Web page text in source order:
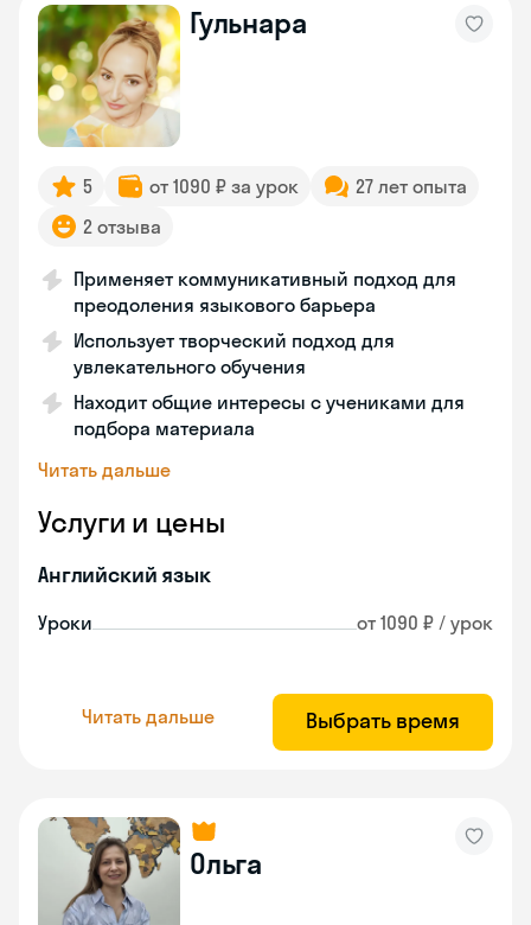
Гульнара
5 от 1090 ₽ за урок
27 лет опыта
2 отзыва
Применяет коммуникативный подход для
преодоления языкового барьера
Использует творческий подход для
увлекательного обучения
Находит общие интересы с учениками для
подбора материала
Читать дальше
Услуги и цены
Английский язык
Уроки от 1090 ₽ / урок
Читать дальше Выбрать время
Ольга